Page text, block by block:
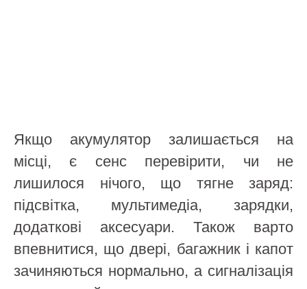
Якщо акумулятор залишається на
місці, є сенс перевірити, чи не
лишилося нічого, що тягне заряд:
підсвітка, мультимедіа, зарядки,
додаткові аксесуари. Також варто
впевнитися, що двері, багажник і капот
зачиняються нормально, а сигналізація